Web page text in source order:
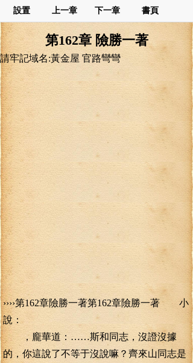
設置 上一章 下一章 書頁
第162章 險勝一著
請牢記域名:黃金屋 官路彎彎
››››第162章險勝一著第162章險勝一著 小
說：
，龐華道：……斯和同志，沒證沒據
的，你這說了不等于沒說嘛？齊來山同志是